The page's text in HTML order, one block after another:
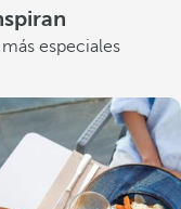
especiales